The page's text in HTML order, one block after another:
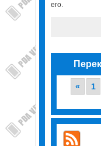
его.
« 1